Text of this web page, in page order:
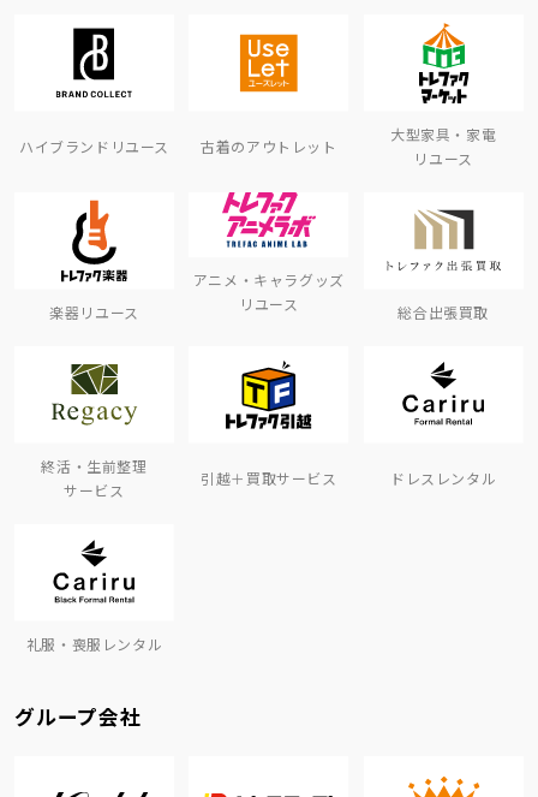
ハイブランドリユース 古着のアウトレット
大型家具・家電
リユース
楽器リユース
アニメ・キャラグッズ
リユース
総合出張買取
終活・生前整理
サービス
引越＋買取サービス ドレスレンタル
礼服・喪服レンタル
グループ会社